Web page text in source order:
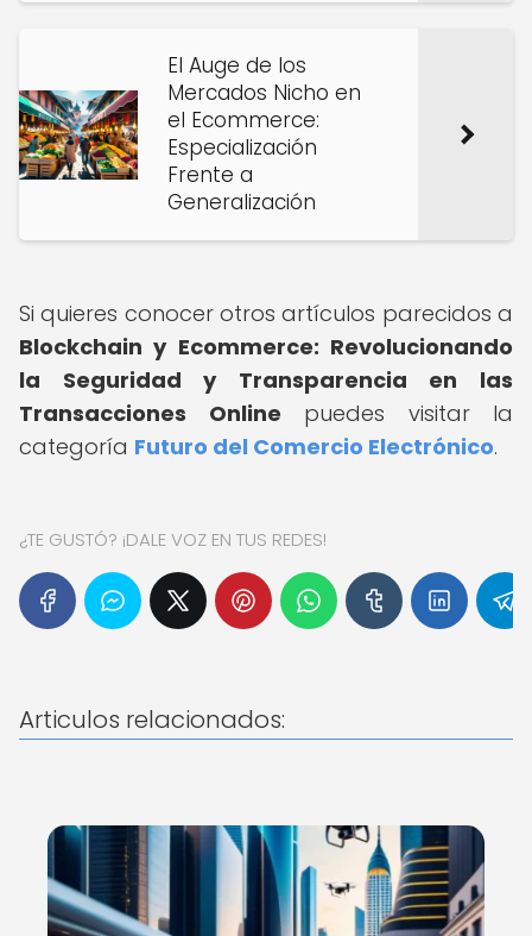
El Auge de los
Mercados Nicho en
el Ecommerce:
Especialización
Frente a
Generalización
Si quieres conocer otros artículos parecidos a
Blockchain y Ecommerce: Revolucionando
la Seguridad y Transparencia en las
Transacciones Online puedes visitar la
categoría Futuro del Comercio Electrónico.
¿TE GUSTÓ? ¡DALE VOZ EN TUS REDES!
Articulos relacionados: